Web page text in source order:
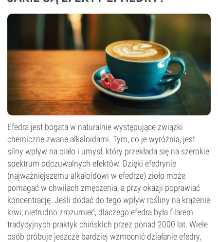
Efedra jest bogata w naturalnie występujące związki
chemiczne zwane alkaloidami. Tym, co je wyróżnia, jest
silny wpływ na ciało i umysł, który przekłada się na szerokie
spektrum odczuwalnych efektów. Dzięki efedrynie
(najważniejszemu alkaloidowi w efedrze) zioło może
pomagać w chwilach zmęczenia, a przy okazji poprawiać
koncentrację. Jeśli dodać do tego wpływ rośliny na krążenie
krwi, nietrudno zrozumieć, dlaczego efedra była filarem
tradycyjnych praktyk chińskich przez ponad 2000 lat. Wiele
osób próbuje jeszcze bardziej wzmocnić działanie efedry,